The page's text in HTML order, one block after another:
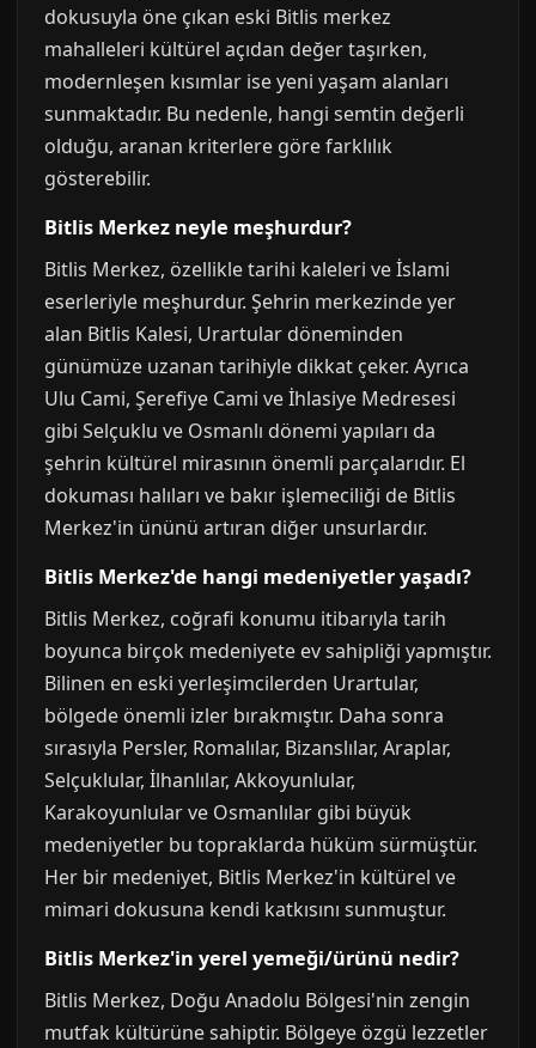
dokusuyla öne çıkan eski Bitlis merkez
mahalleleri kültürel açıdan değer taşırken,
modernleşen kısımlar ise yeni yaşam alanları
sunmaktadır. Bu nedenle, hangi semtin değerli
olduğu, aranan kriterlere göre farklılık
gösterebilir.
Bitlis Merkez neyle meşhurdur?
Bitlis Merkez, özellikle tarihi kaleleri ve İslami
eserleriyle meşhurdur. Şehrin merkezinde yer
alan Bitlis Kalesi, Urartular döneminden
günümüze uzanan tarihiyle dikkat çeker. Ayrıca
Ulu Cami, Şerefiye Cami ve İhlasiye Medresesi
gibi Selçuklu ve Osmanlı dönemi yapıları da
şehrin kültürel mirasının önemli parçalarıdır. El
dokuması halıları ve bakır işlemeciliği de Bitlis
Merkez'in ününü artıran diğer unsurlardır.
Bitlis Merkez'de hangi medeniyetler yaşadı?
Bitlis Merkez, coğrafi konumu itibarıyla tarih
boyunca birçok medeniyete ev sahipliği yapmıştır.
Bilinen en eski yerleşimcilerden Urartular,
bölgede önemli izler bırakmıştır. Daha sonra
sırasıyla Persler, Romalılar, Bizanslılar, Araplar,
Selçuklular, İlhanlılar, Akkoyunlular,
Karakoyunlular ve Osmanlılar gibi büyük
medeniyetler bu topraklarda hüküm sürmüştür.
Her bir medeniyet, Bitlis Merkez'in kültürel ve
mimari dokusuna kendi katkısını sunmuştur.
Bitlis Merkez'in yerel yemeği/ürünü nedir?
Bitlis Merkez, Doğu Anadolu Bölgesi'nin zengin
mutfak kültürüne sahiptir. Bölgeye özgü lezzetler